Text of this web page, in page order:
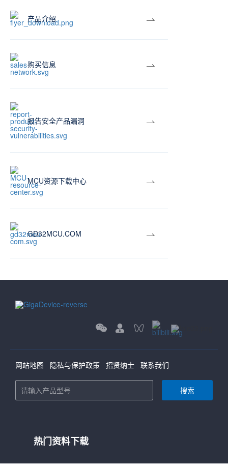
产品介绍
购买信息
报告安全产品漏洞
MCU资源下载中心
GD32MCU.COM
网站地图 隐私与保护政策 招贤纳士 联系我们
搜索
热门资料下载